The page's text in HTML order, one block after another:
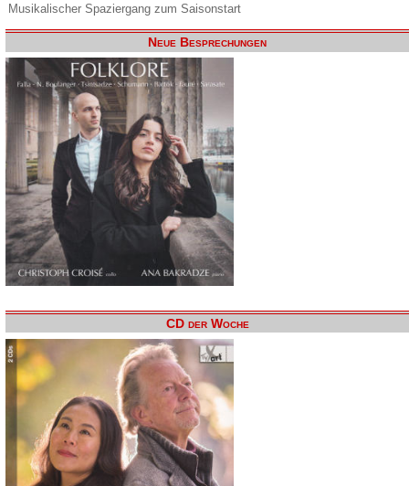
Musikalischer Spaziergang zum Saisonstart
Neue Besprechungen
CD der Woche